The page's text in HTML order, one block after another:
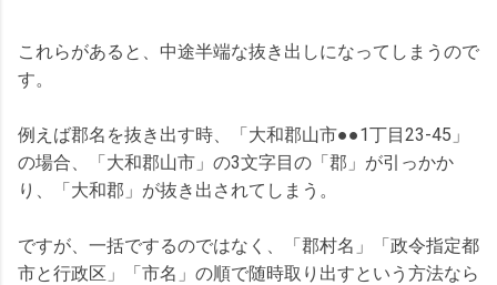
これらがあると、中途半端な抜き出しになってしまうので
す。
例えば郡名を抜き出す時、「大和郡山市●●1丁目23-45」
の場合、「大和郡山市」の3文字目の「郡」が引っかか
り、「大和郡」が抜き出されてしまう。
ですが、一括でするのではなく、「郡村名」「政令指定都
市と行政区」「市名」の順で随時取り出すという方法なら